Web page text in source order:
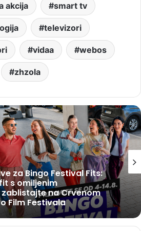
akcija smart tv
televizori
vidaa webos
zhzola
za Bingo Festival Fits:
s omiljenim
na Crvenom
Film Festivala